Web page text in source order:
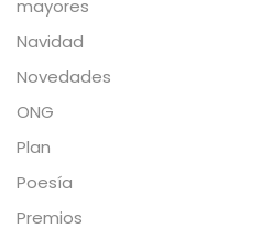
mayores
Navidad
Novedades
ONG
Plan
Poesía
Premios